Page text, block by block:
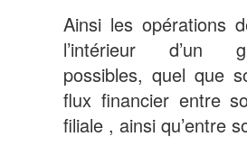
Ainsi les opérations
l’intérieur d’un
possibles, quel que
flux financier entre
filiale , ainsi qu’entre